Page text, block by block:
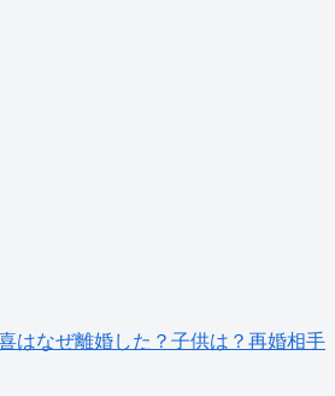
はなぜ離婚した？子供は？再婚相手